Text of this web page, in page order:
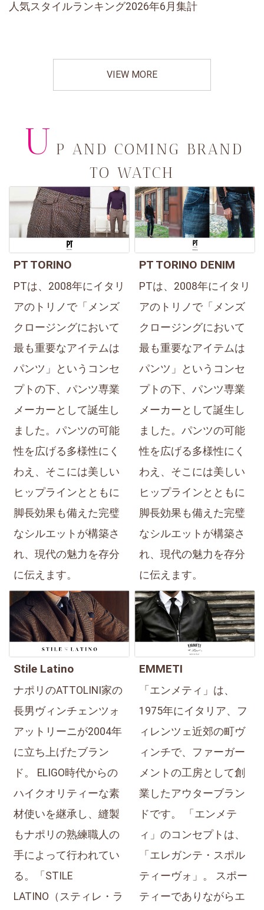
人気スタイルランキング2026年6月集計
VIEW MORE
U P AND COMING BRAND
TO WATCH
PT TORINO
PTは、2008年にイタリ
アのトリノで「メンズ
クロージングにおいて
最も重要なアイテムは
パンツ」というコンセ
プトの下、パンツ専業
メーカーとして誕生し
ました。パンツの可能
性を広げる多様性にく
わえ、そこには美しい
ヒップラインとともに
脚長効果も備えた完璧
なシルエットが構築さ
れ、現代の魅力を存分
に伝えます。
PT TORINO DENIM
PTは、2008年にイタリ
アのトリノで「メンズ
クロージングにおいて
最も重要なアイテムは
パンツ」というコンセ
プトの下、パンツ専業
メーカーとして誕生し
ました。パンツの可能
性を広げる多様性にく
わえ、そこには美しい
ヒップラインとともに
脚長効果も備えた完璧
なシルエットが構築さ
れ、現代の魅力を存分
に伝えます。
Stile Latino
ナポリのATTOLINI家の
長男ヴィンチェンツォ
アットリーニが2004年
に立ち上げたブラン
ド。 ELIGO時代からの
ハイクオリティーな素
材使いを継承し、縫製
もナポリの熟練職人の
手によって行われてい
る。「STILE
LATINO（スティレ・ラ
EMMETI
「エンメティ」は、
1975年にイタリア、フ
ィレンツェ近郊の町ヴ
ィンチで、ファーガー
メントの工房として創
業したアウターブラン
ドです。 「エンメテ
ィ」のコンセプトは、
「エレガンテ・スポル
ティーヴォ」。 スポー
ティーでありながらエ